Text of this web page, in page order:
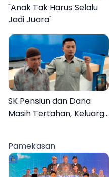
"Anak Tak Harus Selalu
Jadi Juara"
SK Pensiun dan Dana
Masih Tertahan, Keluarga
Pamekasan